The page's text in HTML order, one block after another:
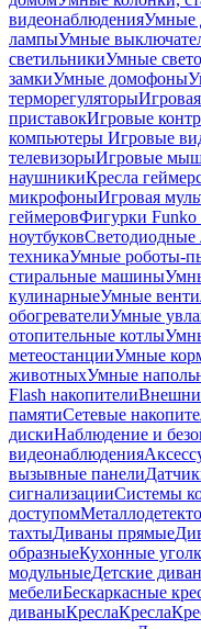
видеонаблюденияУмные
лампыУмные
светильникиУмные
замкиУмные домофоны
терморегуляторы
приставокИгровые
компьютеры Игровые
телевизорыИгровые
наушникиКресла
микрофоныИгровая
геймеровФигурки Funko
ноутбуковСветодиодные
техникаУмные роботы-
стиральные машины
кулинарныеУмные
обогревателиУмные
отопительные котлы
метеостанцииУмные
животныхУмные
Flash накопители
памятиСетевые
дискиНаблюдение и
видеонаблюдения
вызывные панели
сигнализацииСистемы
доступом
тахтыДиваны прямые
образныеКухонные
модульныеДетские
мебелиБескаркасные
диваныКреслаКресла